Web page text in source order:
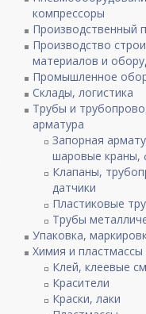
компрессоры
Производственный
Производство
материалов и
Промышленное
Склады, логистика
Трубы и
арматура
Запорная
шаровые краны,
Клапаны,
датчики
Пластиковые
Трубы
Упаковка,
Химия и пластмассы
Клей, клеевые
Красители
Краски, лаки